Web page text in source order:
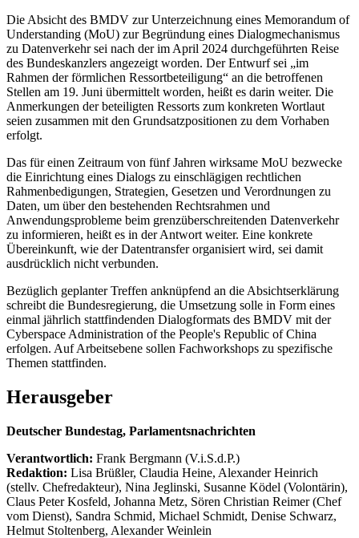
Die Absicht des BMDV zur Unterzeichnung eines Memorandum of
Understanding (MoU) zur Begründung eines Dialogmechanismus
zu Datenverkehr sei nach der im April 2024 durchgeführten Reise
des Bundeskanzlers angezeigt worden. Der Entwurf sei „im
Rahmen der förmlichen Ressortbeteiligung“ an die betroffenen
Stellen am 19. Juni übermittelt worden, heißt es darin weiter. Die
Anmerkungen der beteiligten Ressorts zum konkreten Wortlaut
seien zusammen mit den Grundsatzpositionen zu dem Vorhaben
erfolgt.
Das für einen Zeitraum von fünf Jahren wirksame MoU bezwecke
die Einrichtung eines Dialogs zu einschlägigen rechtlichen
Rahmenbedigungen, Strategien, Gesetzen und Verordnungen zu
Daten, um über den bestehenden Rechtsrahmen und
Anwendungsprobleme beim grenzüberschreitenden Datenverkehr
zu informieren, heißt es in der Antwort weiter. Eine konkrete
Übereinkunft, wie der Datentransfer organisiert wird, sei damit
ausdrücklich nicht verbunden.
Bezüglich geplanter Treffen anknüpfend an die Absichtserklärung
schreibt die Bundesregierung, die Umsetzung solle in Form eines
einmal jährlich stattfindenden Dialogformats des BMDV mit der
Cyberspace Administration of the People's Republic of China
erfolgen. Auf Arbeitsebene sollen Fachworkshops zu spezifische
Themen stattfinden.
Herausgeber
Deutscher Bundestag, Parlamentsnachrichten
Verantwortlich: Frank Bergmann (V.i.S.d.P.)
Redaktion: Lisa Brüßler, Claudia Heine, Alexander Heinrich
(stellv. Chefredakteur), Nina Jeglinski, Susanne Ködel (Volontärin),
Claus Peter Kosfeld, Johanna Metz, Sören Christian Reimer (Chef
vom Dienst), Sandra Schmid, Michael Schmidt, Denise Schwarz,
Helmut Stoltenberg, Alexander Weinlein